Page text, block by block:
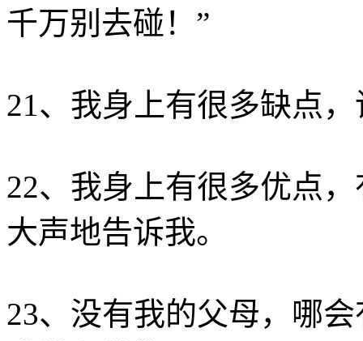
千万别去碰！”
21、我身上有很多缺点
22、我身上有很多优点
大声地告诉我。
23、没有我的父母，哪